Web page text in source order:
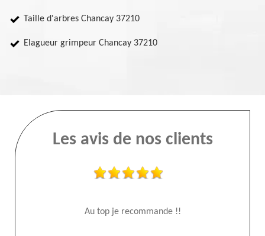
Taille d'arbres Chancay 37210
Elagueur grimpeur Chancay 37210
Les avis de nos clients
Au top je recommande !!